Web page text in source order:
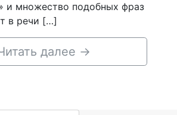
и множество подобных фраз
в речи […]
далее →